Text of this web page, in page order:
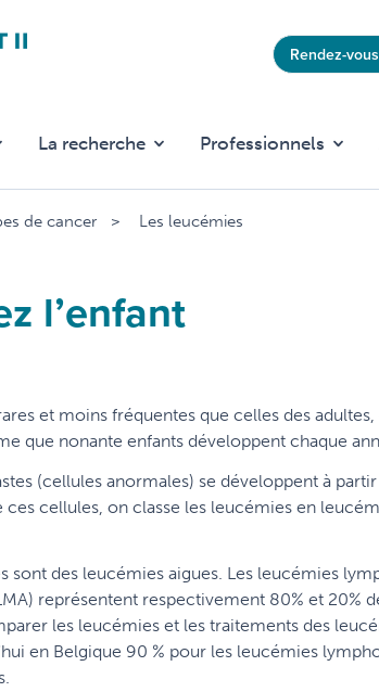
TopRendez-
La recherche Professionnels
de cancer Les leucémies
l’enfant
et moins fréquentes que celles des
que nonante enfants développent chaque
(cellules anormales) se développent à
cellules, on classe les leucémies en
des leucémies aigues. Les leucémies
représentent respectivement 80% et 20%
les leucémies et les traitements des
en Belgique 90 % pour les leucémies